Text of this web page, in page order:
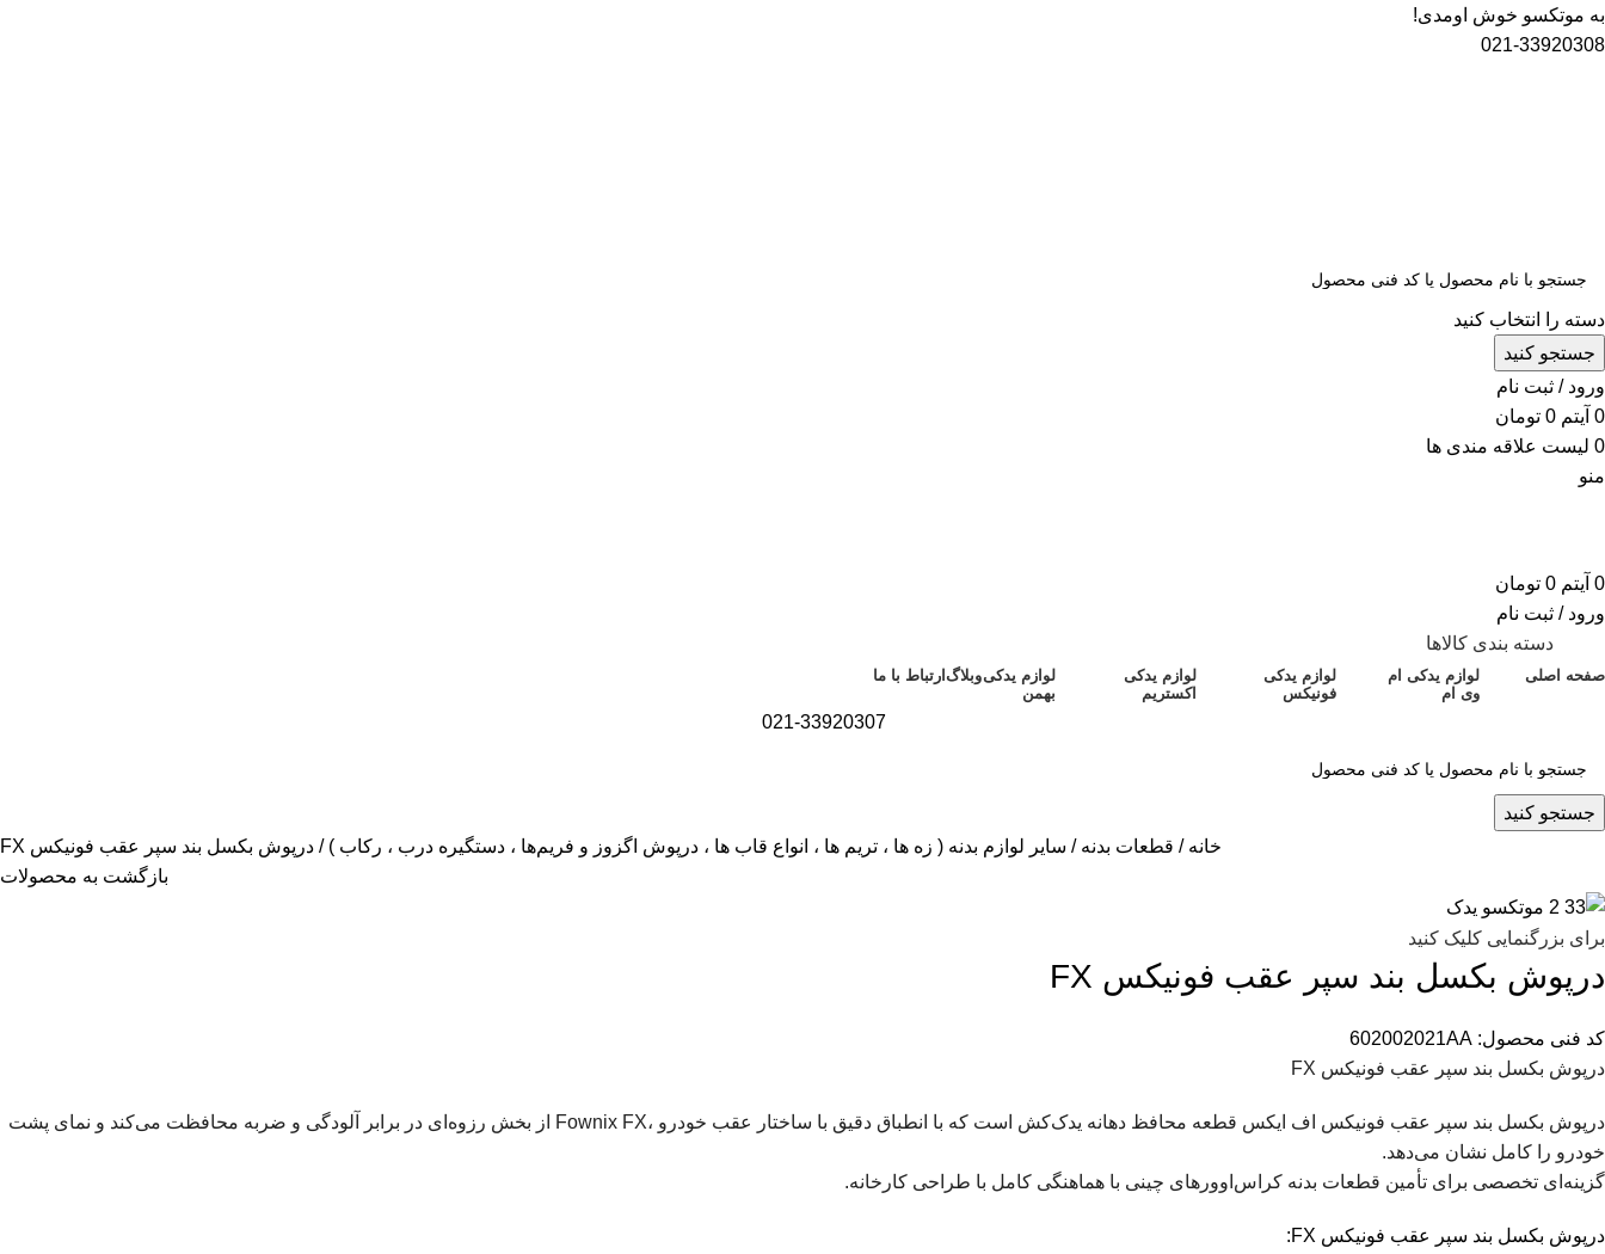
به موتکسو خوش اومدی!
021-33920308
دسته را انتخاب کنید
جستجو کنید
ورود / ثبت نام
0 آیتم 0 تومان
0 لیست علاقه مندی ها
منو
0 آیتم 0 تومان
ورود / ثبت نام
دسته بندی کالاها
صفحه اصلی
لوازم یدکی ام
وی ام
لوازم یدکی
فونیکس
لوازم یدکی
اکستریم
لوازم یدکی
بهمن
وبلاگ ارتباط با ما
021-33920307
جستجو کنید
خانه قطعات بدنه سایر لوازم بدنه ( زه ها ، تریم ها ، انواع قاب ها ، درپوش اگزوز و فریم‌ها ، دستگیره درب ، رکاب ) درپوش بکسل بند سپر عقب فونیکس FX
بازگشت به محصولات
برای بزرگنمایی کلیک کنید
درپوش بکسل بند سپر عقب فونیکس FX
کد فنی محصول: 602002021AA
درپوش بکسل بند سپر عقب فونیکس FX
درپوش بکسل بند سپر عقب فونیکس اف ایکس قطعه محافظ دهانه یدک‌کش است که با انطباق دقیق با ساختار عقب خودرو ،Fownix FX
از بخش رزوه‌ای در برابر آلودگی و ضربه محافظت می‌کند و نمای پشت
خودرو را کامل نشان می‌دهد.
گزینه‌ای تخصصی برای تأمین قطعات بدنه کراس‌اوورهای چینی با هماهنگی کامل با طراحی کارخانه.
درپوش بکسل بند سپر عقب فونیکس FX: